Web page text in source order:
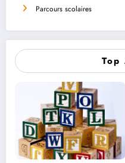
Parcours scolaires
Top